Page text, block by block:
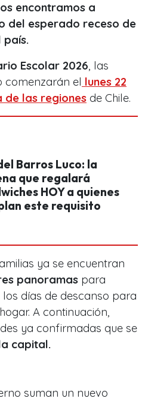
encontramos a
del esperado receso de
Escolar 2026, las
comenzarán el lunes 22
de las regiones de Chile.
Barros Luco: la
que regalará
HOY a quienes
este requisito
ya se encuentran
panoramas para
días de descanso para
A continuación,
ya confirmadas que se
capital.
suman un nuevo